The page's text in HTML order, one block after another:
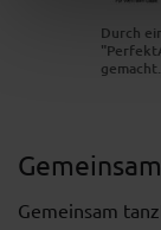
Durch
gemacht.
Gemeinsam